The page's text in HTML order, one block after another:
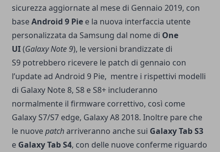
sicurezza aggiornate al mese di Gennaio 2019, con
baseAndroid 9 Pie e la nuova interfaccia utente
personalizzata da Samsung dal nome di One
UI(Galaxy Note 9), le versioni brandizzate di
S9 potrebbero ricevere le patch di gennaio con
l’update ad Android 9 Pie, mentre i rispettivi modelli
di Galaxy Note 8, S8 e S8+ includeranno
normalmente il firmware correttivo, così come
Galaxy S7/S7 edge, Galaxy A8 2018. Inoltre pare che
le nuovepatcharriveranno anche sui Galaxy Tab S3
e Galaxy Tab S4, con delle nuove conferme riguardo